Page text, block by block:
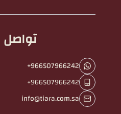
تواصل
+966507966242
+966507966242
info@tiara.com.sa